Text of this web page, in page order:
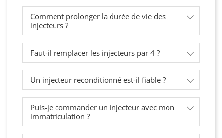
Comment prolonger la durée de vie des
injecteurs ?
Faut-il remplacer les injecteurs par 4 ?
Un injecteur reconditionné est-il fiable ?
Puis-je commander un injecteur avec mon
immatriculation ?